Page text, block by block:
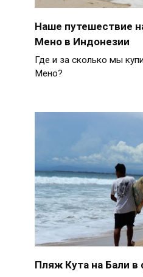
Наше путешествие
Мено в Индонезии
Где и за сколько мы
Мено?
Пляж Кута на Бали в